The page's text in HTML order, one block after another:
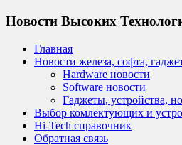
Новости Высоких
Главная
Новости железа, софта,
Hardware новости
Software новости
Гаджеты, устройства,
Выбор комлектующих и
Hi-Tech справочник
Обратная связь